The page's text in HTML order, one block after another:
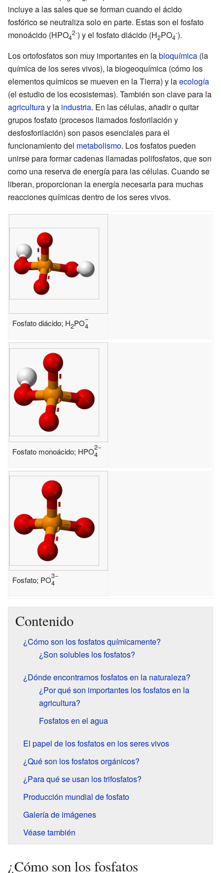
incluye a las sales que se forman cuando el ácido
fosfórico se neutraliza solo en parte. Estas son el fosfato
monoácido (HPO4
2-) y el fosfato diácido (H2PO4
-).
Los ortofosfatos son muy importantes en labioquímica (la
química de los seres vivos), la biogeoquímica (cómo los
elementos químicos se mueven en la Tierra) y laecología
(el estudio de los ecosistemas). También son clave para la
agriculturay la industria. En las células, añadir o quitar
grupos fosfato (procesos llamados fosforilación y
desfosforilación) son pasos esenciales para el
funcionamiento del metabolismo. Los fosfatos pueden
unirse para formar cadenas llamadas polifosfatos, que son
como una reserva de energía para las células. Cuando se
liberan, proporcionan la energía necesaria para muchas
reacciones químicas dentro de los seres vivos.
Fosfato diácido; H2PO−
4
Fosfato monoácido; HPO2−
4
Fosfato; PO3−
4
Contenido
¿Cómo son los fosfatos químicamente?
¿Son solubles los fosfatos?
¿Dónde encontramos fosfatos en la naturaleza?
¿Por qué son importantes los fosfatos en la
agricultura?
Fosfatos en el agua
El papel de los fosfatos en los seres vivos
¿Qué son los fosfatos orgánicos?
¿Para qué se usan los trifosfatos?
Producción mundial de fosfato
Galería de imágenes
Véase también
¿Cómo son los fosfatos